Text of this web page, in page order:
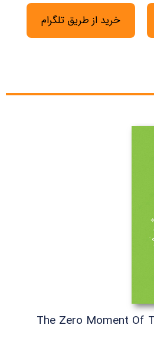
خرید از طریق تلگرام